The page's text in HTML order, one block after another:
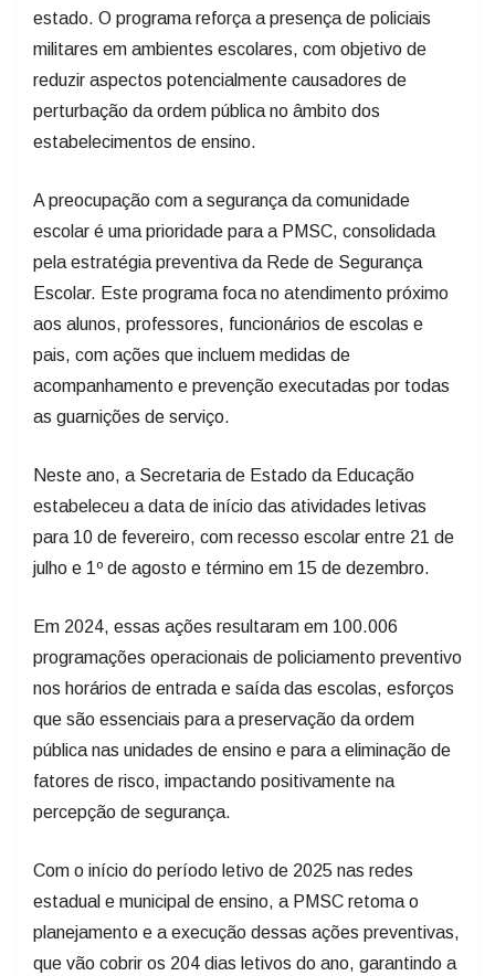
militares em ambientes escolares, com objetivo de
reduzir aspectos potencialmente causadores de
perturbação da ordem pública no âmbito dos
estabelecimentos de ensino.
escolar é uma prioridade para a PMSC, consolidada
pela estratégia preventiva da Rede de Segurança
Escolar. Este programa foca no atendimento próximo
aos alunos, professores, funcionários de escolas e
pais, com ações que incluem medidas de
acompanhamento e prevenção executadas por todas
as guarnições de serviço.
estabeleceu a data de início das atividades letivas
para 10 de fevereiro, com recesso escolar entre 21 de
julho e 1º de agosto e término em 15 de dezembro.
programações operacionais de policiamento preventivo
nos horários de entrada e saída das escolas, esforços
que são essenciais para a preservação da ordem
pública nas unidades de ensino e para a eliminação de
fatores de risco, impactando positivamente na
percepção de segurança.
estadual e municipal de ensino, a PMSC retoma o
planejamento e a execução dessas ações preventivas,
que vão cobrir os 204 dias letivos do ano, garantindo a
proteção de milhares de alunos, profissionais da